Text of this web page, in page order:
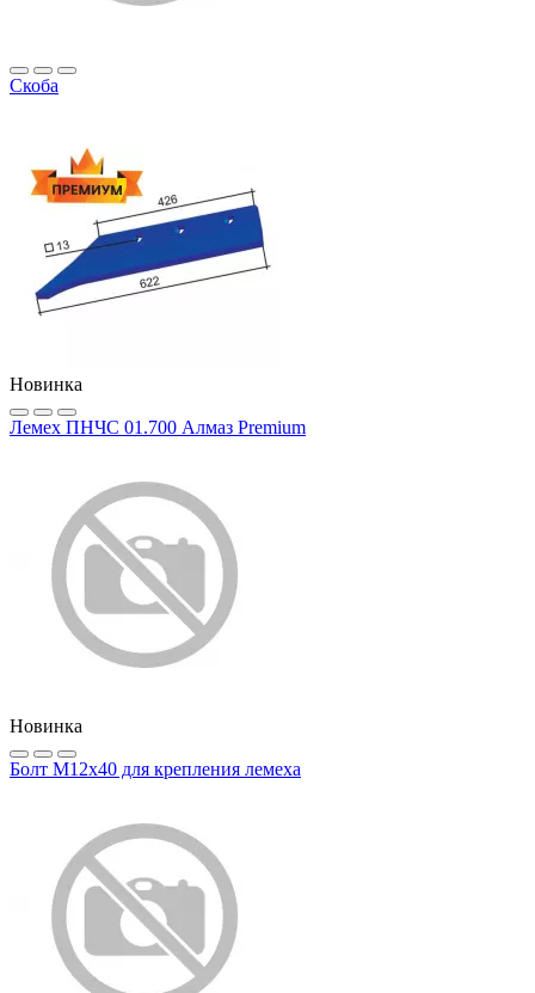
Скоба
Новинка
Лемех ПНЧС 01.700 Алмаз Premium
Новинка
Болт М12х40 для крепления лемеха